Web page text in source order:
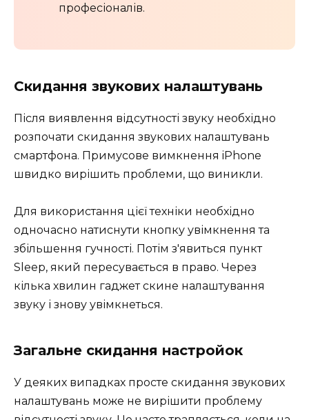
професіоналів.
Скидання звукових налаштувань
Після виявлення відсутності звуку необхідно
розпочати скидання звукових налаштувань
смартфона. Примусове вимкнення iPhone
швидко вирішить проблеми, що виникли.
Для використання цієї техніки необхідно
одночасно натиснути кнопку увімкнення та
збільшення гучності. Потім з'явиться пункт
Sleep, який пересувається в право. Через
кілька хвилин гаджет скине налаштування
звуку і знову увімкнеться.
Загальне скидання настройок
У деяких випадках просте скидання звукових
налаштувань може не вирішити проблему